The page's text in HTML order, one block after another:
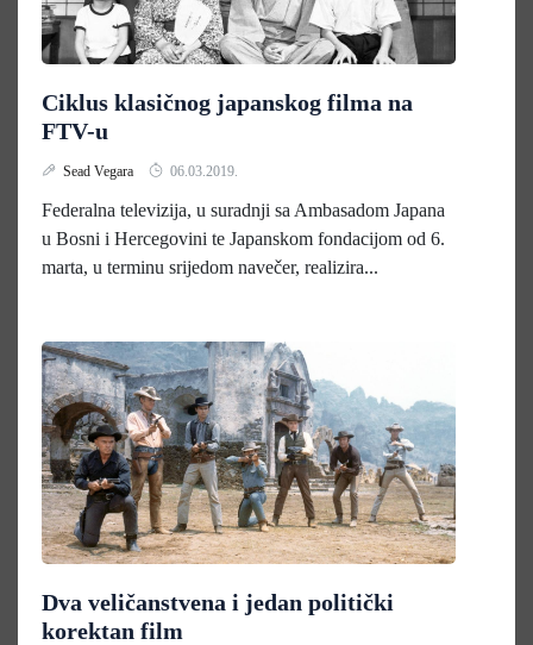
Ciklus klasičnog japanskog filma na
FTV-u
Sead Vegara 06.03.2019.
Federalna televizija, u suradnji sa Ambasadom Japana
u Bosni i Hercegovini te Japanskom fondacijom od 6.
marta, u terminu srijedom navečer, realizira...
Dva veličanstvena i jedan politički
korektan film